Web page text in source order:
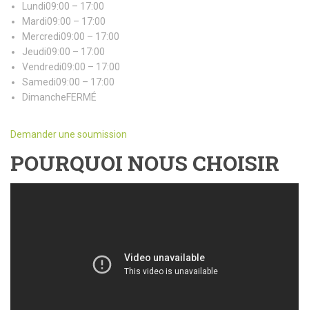
Lundi09:00 – 17:00
Mardi09:00 – 17:00
Mercredi09:00 – 17:00
Jeudi09:00 – 17:00
Vendredi09:00 – 17:00
Samedi09:00 – 17:00
DimancheFERMÉ
Demander une soumission
POURQUOI NOUS CHOISIR